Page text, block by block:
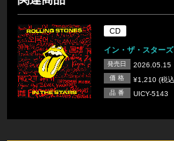
CD
イン・ザ・スター
発売日 2026.05.15
価 格 ¥1,210 (税
品 番 UICY-5143